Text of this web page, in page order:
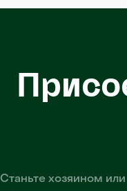
Станьте хозяином